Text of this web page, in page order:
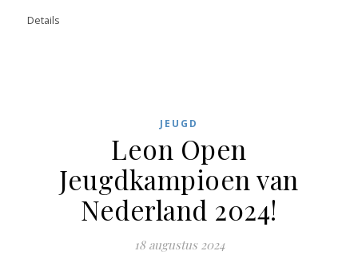
Details
JEUGD
Leon Open
Jeugdkampioen van
Nederland 2024!
18 augustus 2024